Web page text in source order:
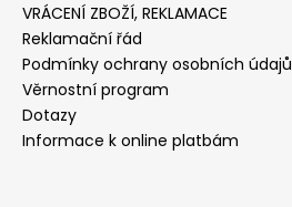
VRÁCENÍ ZBOŽÍ, REKLAMACE
Reklamační řád
Podmínky ochrany osobních údajů
Věrnostní program
Dotazy
Informace k online platbám